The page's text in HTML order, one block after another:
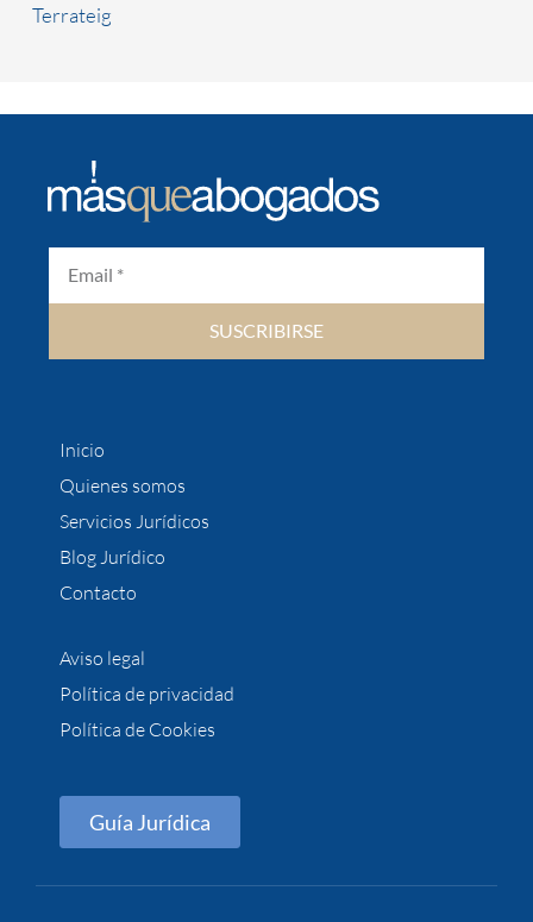
Terrateig
SUSCRIBIRSE
Inicio
Quienes somos
Servicios Jurídicos
Blog Jurídico
Contacto
Aviso legal
Política de privacidad
Política de Cookies
Guía Jurídica